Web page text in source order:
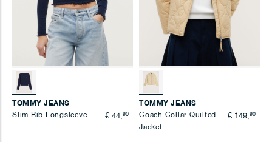
TOMMY JEANS
Slim Rib Longsleeve
€ 44,90
TOMMY JEANS
Coach Collar Quilted
Jacket
€ 149,90